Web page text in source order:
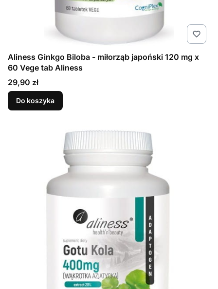
Aliness Ginkgo Biloba - miłorząb japoński 120 mg x
60 Vege tab Aliness
Cena
29,90 zł
Do koszyka